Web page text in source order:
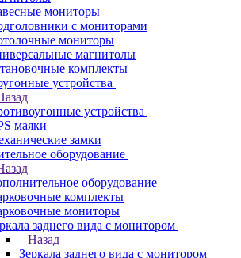
мониторы
с мониторами
мониторы
магнитолы
комплекты
устройства
устройства
маяки
замки
оборудование
оборудование
комплекты
мониторы
заднего вида с монитором
Назад
Зеркала заднего вида с монитором